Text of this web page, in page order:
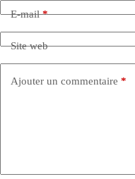
E-mail*
Site web
Ajouter un commentaire *